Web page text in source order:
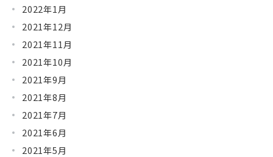
2022年1月
2021年12月
2021年11月
2021年10月
2021年9月
2021年8月
2021年7月
2021年6月
2021年5月